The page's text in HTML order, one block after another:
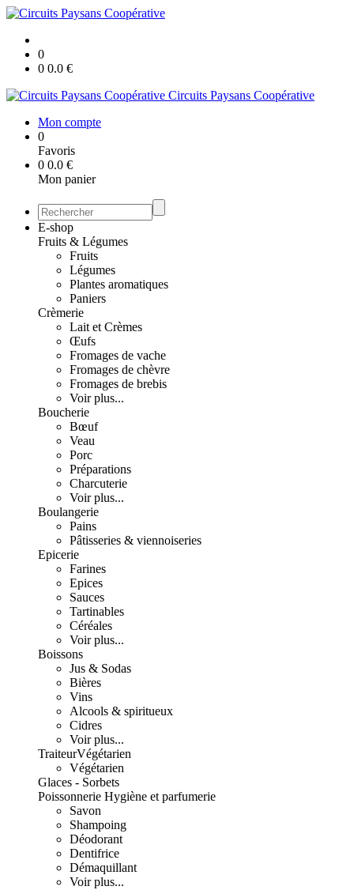
0
0 0.0 €
Circuits Paysans Coopérative
Mon compte
0
Favoris
0 0.0 €
Mon panier
E-shop
Fruits & Légumes
Fruits
Légumes
Plantes aromatiques
Paniers
Crèmerie
Lait et Crèmes
Œufs
Fromages de vache
Fromages de chèvre
Fromages de brebis
Voir plus...
Boucherie
Bœuf
Veau
Porc
Préparations
Charcuterie
Voir plus...
Boulangerie
Pains
Pâtisseries & viennoiseries
Epicerie
Farines
Epices
Sauces
Tartinables
Céréales
Voir plus...
Boissons
Jus & Sodas
Bières
Vins
Alcools & spiritueux
Cidres
Voir plus...
TraiteurVégétarien
Végétarien
Glaces - Sorbets
Poissonnerie Hygiène et parfumerie
Savon
Shampoing
Déodorant
Dentifrice
Démaquillant
Voir plus...